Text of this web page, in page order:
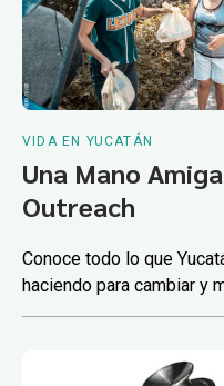
VIDA EN YUCATÁN
Una Mano
Outreach
Conoce todo lo que
haciendo para cambiar y